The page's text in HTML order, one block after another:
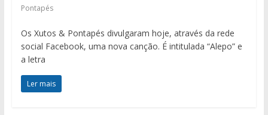
Pontapés
Os Xutos & Pontapés divulgaram hoje, através da rede
social Facebook, uma nova canção. É intitulada “Alepo” e
a letra
Ler mais